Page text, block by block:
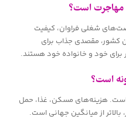
مهاجرت است؟
شغلی فراوان، کیفیت
کشور، مقصدی جذاب برای
برای خود و خانواده خود هستند.
است؟
است. هزینه‌های مسکن، غذا، حمل
از میانگین جهانی است.